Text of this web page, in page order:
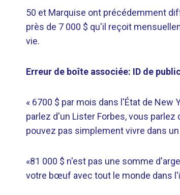
50 et Marquise ont précédemment
près de 7 000 $ qu'il reçoit
vie.
Erreur de boîte associée: ID de
« 6700 $ par mois dans l'État de New
parlez d'un Lister Forbes, vous
pouvez pas simplement vivre dans un
«81 000 $ n'est pas une somme
votre bœuf avec tout le monde dans